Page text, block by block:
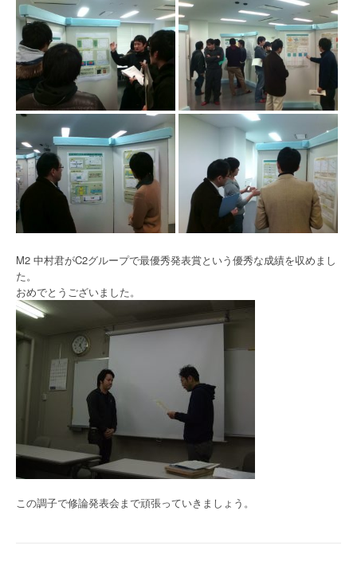
M2 中村君がC2グループで最優秀発表賞という優秀な成績を収めまし
た。
おめでとうございました。
この調子で修論発表会まで頑張っていきましょう。